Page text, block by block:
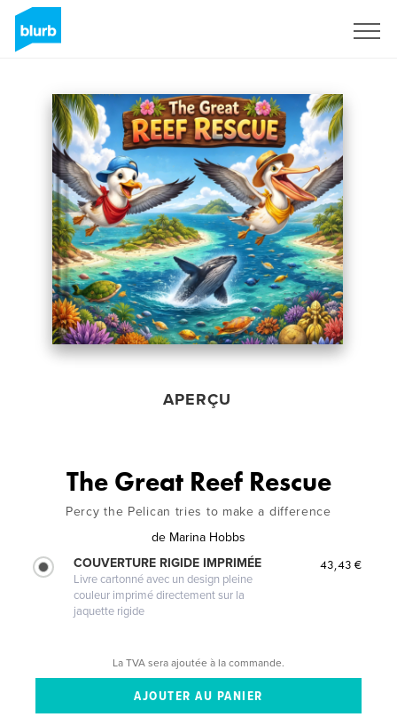
APERÇU
The Great Reef Rescue
Percy the Pelican tries to make a difference
de Marina Hobbs
COUVERTURE RIGIDE IMPRIMÉE
Livre cartonné avec un design pleine
couleur imprimé directement sur la
jaquette rigide
43,43 €
La TVA sera ajoutée à la commande.